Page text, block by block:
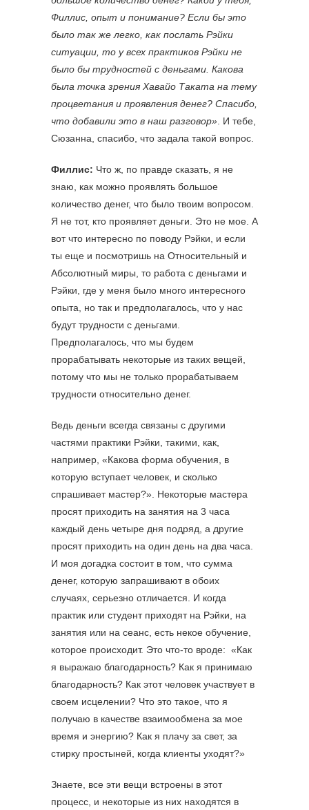
Филлис, опыт и понимание? Если бы это
было так же легко, как послать Рэйки
ситуации, то у всех практиков Рэйки не
было бы трудностей с деньгами. Какова
была точка зрения Хавайо Таката на тему
процветания и проявления денег? Спасибо,
что добавили это в наш разговор» . И тебе,
Сюзанна, спасибо, что задала такой вопрос.
Филлис: Что ж, по правде сказать, я не
знаю, как можно проявлять большое
количество денег, что было твоим вопросом.
Я не тот, кто проявляет деньги. Это не мое. А
вот что интересно по поводу Рэйки, и если
ты еще и посмотришь на Относительный и
Абсолютный миры, то работа с деньгами и
Рэйки, где у меня было много интересного
опыта, но так и предполагалось, что у нас
будут трудности с деньгами.
Предполагалось, что мы будем
прорабатывать некоторые из таких вещей,
потому что мы не только прорабатываем
трудности относительно денег.
Ведь деньги всегда связаны с другими
частями практики Рэйки, такими, как,
например, «Какова форма обучения, в
которую вступает человек, и сколько
спрашивает мастер?». Некоторые мастера
просят приходить на занятия на 3 часа
каждый день четыре дня подряд, а другие
просят приходить на один день на два часа.
И моя догадка состоит в том, что сумма
денег, которую запрашивают в обоих
случаях, серьезно отличается. И когда
практик или студент приходят на Рэйки, на
занятия или на сеанс, есть некое обучение,
которое происходит. Это что-то вроде: «Как
я выражаю благодарность? Как я принимаю
благодарность? Как этот человек участвует в
своем исцелении? Что это такое, что я
получаю в качестве взаимообмена за мое
время и энергию? Как я плачу за свет, за
стирку простыней, когда клиенты уходят?»
Знаете, все эти вещи встроены в этот
процесс, и некоторые из них находятся в